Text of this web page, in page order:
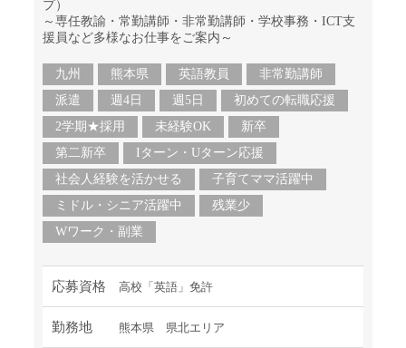
プ）
～専任教諭・常勤講師・非常勤講師・学校事務・ICT支
援員など多様なお仕事をご案内～
九州 熊本県 英語教員
非常勤講師
派遣
週4日 週5日
初めての転職応援
2学期★採用
未経験OK
新卒
第二新卒
Iターン・Uターン応援
社会人経験を活かせる
子育てママ活躍中
ミドル・シニア活躍中
残業少
Wワーク・副業
応募資格 高校「英語」免許
勤務地 熊本県 県北エリア